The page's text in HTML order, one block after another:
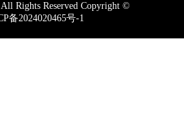
Rights Reserved Copyright ©
备2024020465号-1